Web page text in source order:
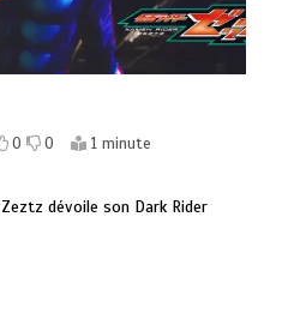
0 0
1 minute
dévoile son Dark Rider